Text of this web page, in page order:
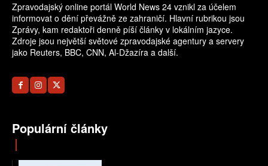
Zpravodajský online portál World News 24 vznikl za účelem
informovat o dění převážně ze zahraničí. Hlavní rubrikou jsou
Zprávy, kam redaktoři denně píší články v lokálním jazyce.
Zdroje jsou největší světové zpravodajské agentury a servery
jako Reuters, BBC, CNN, Al-Džazíra a další.
Populární články